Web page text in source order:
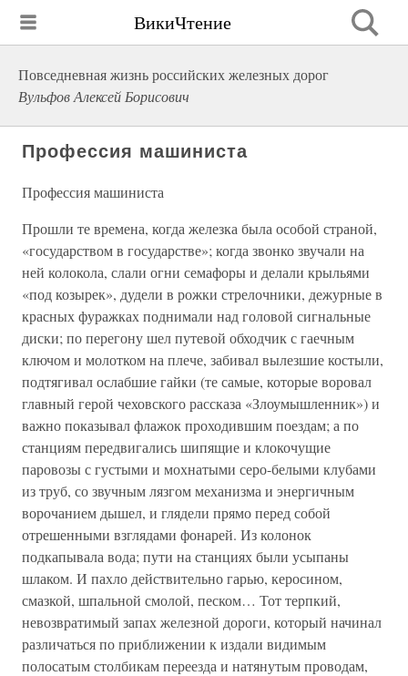
ВикиЧтение
Повседневная жизнь российских железных дорог
Вульфов Алексей Борисович
Профессия машиниста
Профессия машиниста
Прошли те времена, когда железка была особой страной,
«государством в государстве»; когда звонко звучали на
ней колокола, слали огни семафоры и делали крыльями
«под козырек», дудели в рожки стрелочники, дежурные в
красных фуражках поднимали над головой сигнальные
диски; по перегону шел путевой обходчик с гаечным
ключом и молотком на плече, забивал вылезшие костыли,
подтягивал ослабшие гайки (те самые, которые воровал
главный герой чеховского рассказа «Злоумышленник») и
важно показывал флажок проходившим поездам; а по
станциям передвигались шипящие и клокочущие
паровозы с густыми и мохнатыми серо-белыми клубами
из труб, со звучным лязгом механизма и энергичным
ворочанием дышел, и глядели прямо перед собой
отрешенными взглядами фонарей. Из колонок
подкапывала вода; пути на станциях были усыпаны
шлаком. И пахло действительно гарью, керосином,
смазкой, шпальной смолой, песком… Тот терпкий,
невозвратимый запах железной дороги, который начинал
различаться по приближении к издали видимым
полосатым столбикам переезда и натянутым проводам,